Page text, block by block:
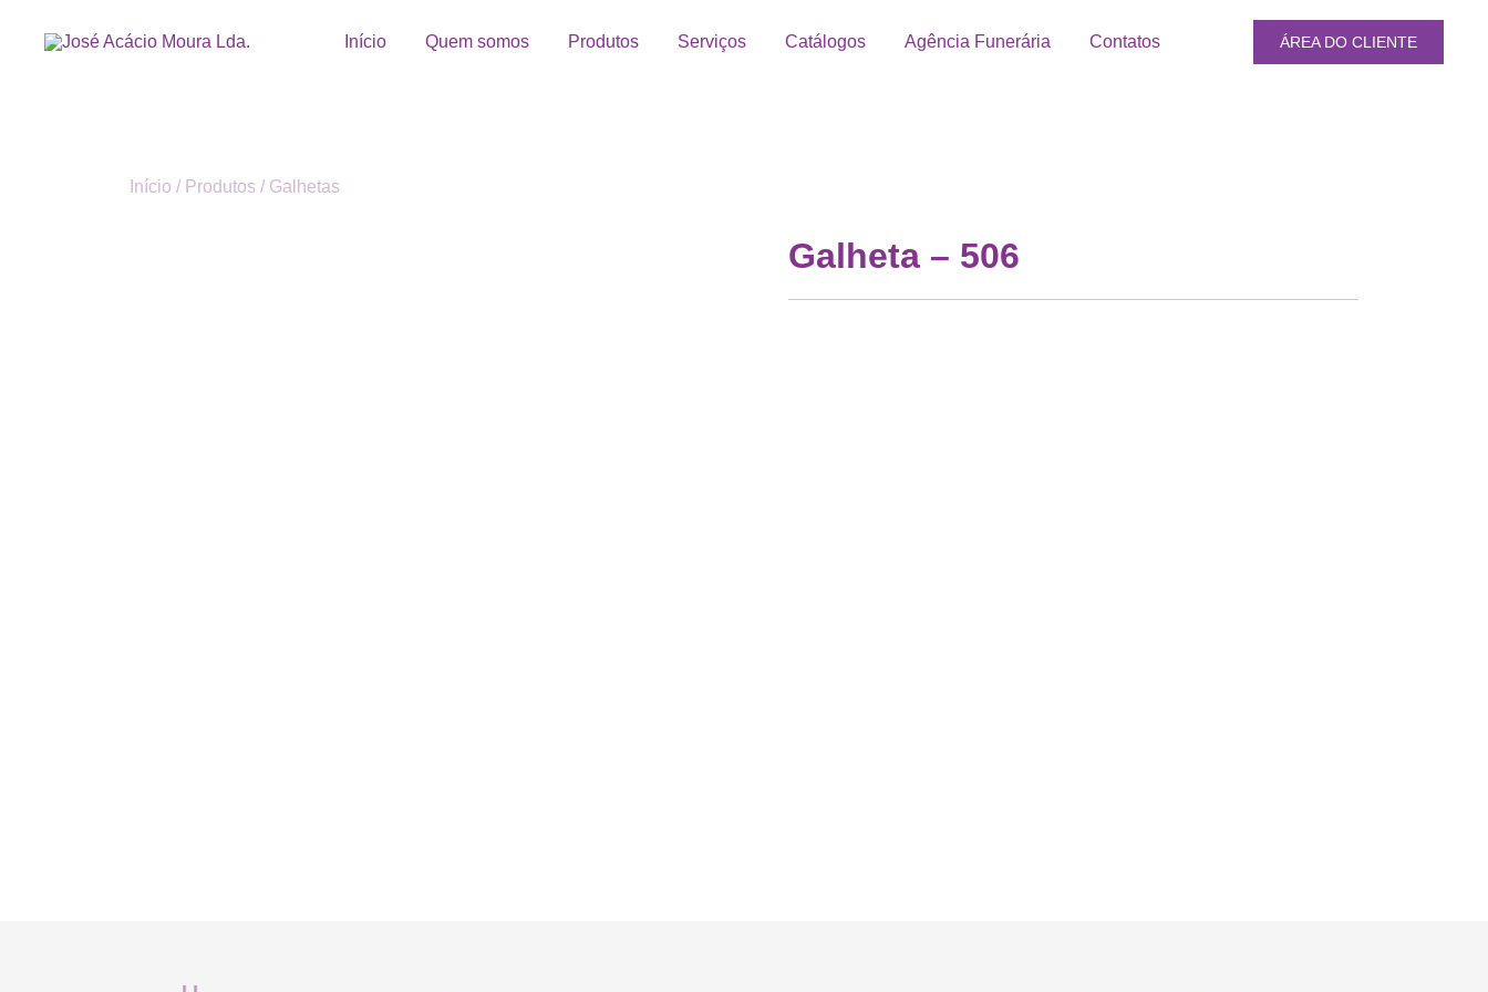
Início Quem somos Produtos Serviços Catálogos Agência Funerária Contatos ÁREA DO CLIENTE
Início / Produtos / Galhetas
Galheta – 506